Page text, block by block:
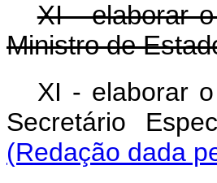
XI - elaborar
Ministro de
XI - elaborar
Secretário
(Redação dada